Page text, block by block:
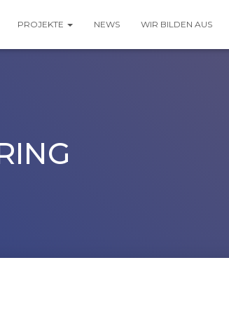
PROJEKTE NEWS WIR BILDEN AUS